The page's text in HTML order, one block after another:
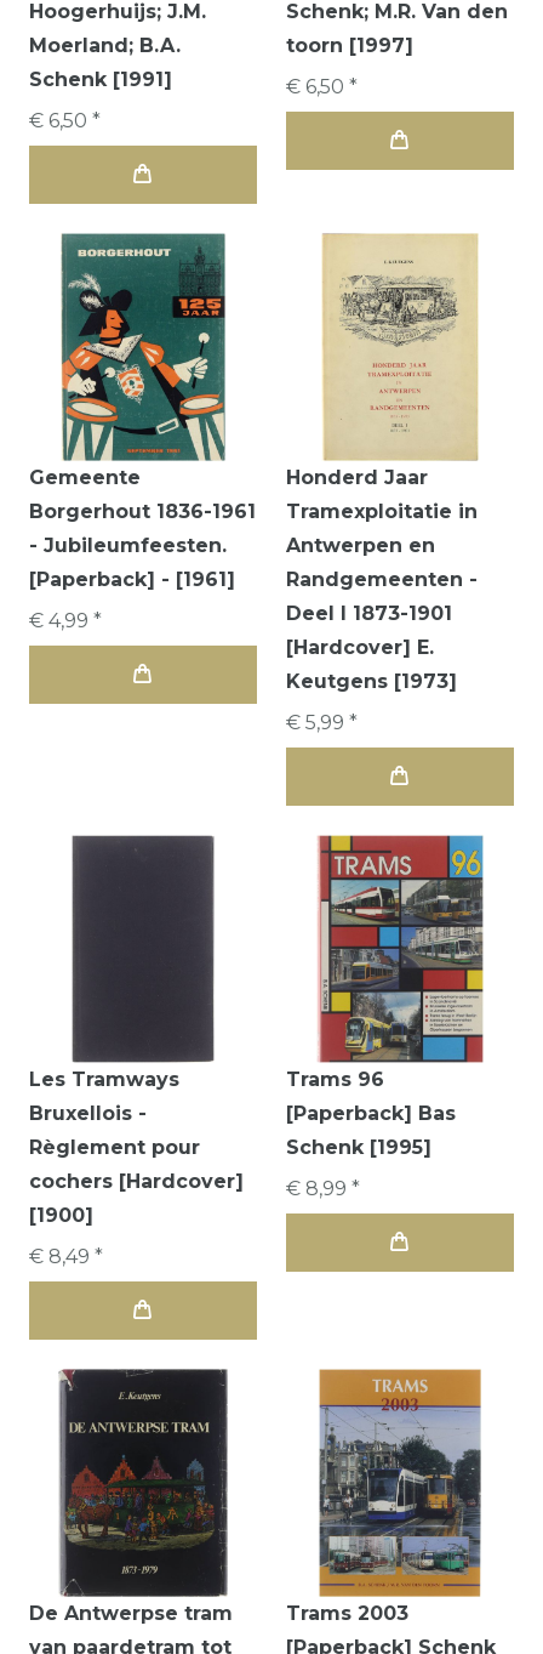
Hoogerhuijs; J.M.
Moerland; B.A.
Schenk [1991]
€ 6,50 *
Schenk; M.R. Van den
toorn [1997]
€ 6,50 *
Gemeente
Borgerhout 1836-1961
- Jubileumfeesten.
[Paperback] - [1961]
€ 4,99 *
Honderd Jaar
Tramexploitatie in
Antwerpen en
Randgemeenten -
Deel I 1873-1901
[Hardcover] E.
Keutgens [1973]
€ 5,99 *
Les Tramways
Bruxellois -
Règlement pour
cochers [Hardcover]
[1900]
€ 8,49 *
Trams 96
[Paperback] Bas
Schenk [1995]
€ 8,99 *
De Antwerpse tram
van paardetram tot
Trams 2003
[Paperback] Schenk